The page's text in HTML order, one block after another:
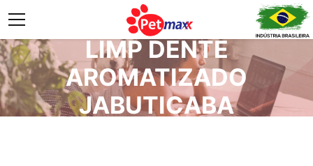
LIMP DENTE
AROMATIZADO
JABUTICABA